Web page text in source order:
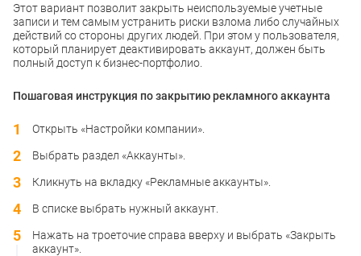
Этот вариант позволит закрыть неиспользуемые учетные
записи и тем самым устранить риски взлома либо случайных
действий со стороны других людей. При этом у пользователя,
который планирует деактивировать аккаунт, должен быть
полный доступ к бизнес-портфолио.
Пошаговая инструкция по закрытию рекламного аккаунта
Открыть «Настройки компании».
Выбрать раздел «Аккаунты».
Кликнуть на вкладку «Рекламные аккаунты».
В списке выбрать нужный аккаунт.
Нажать на троеточие справа вверху и выбрать «Закрыть
аккаунт».